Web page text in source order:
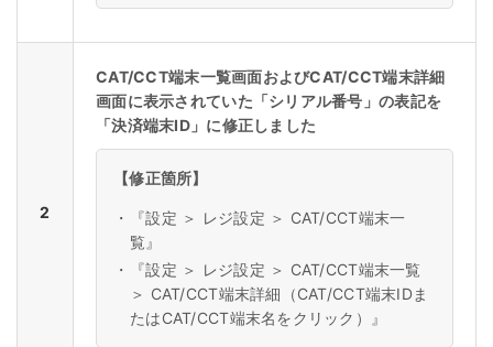
2
CAT/CCT端末一覧画面およびCAT/CCT端末詳細
画面に表示されていた「シリアル番号」の表記を
「決済端末ID」に修正しました
【修正箇所】
・
『設定 ＞ レジ設定 ＞ CAT/CCT端末一
覧』
・
『設定 ＞ レジ設定 ＞ CAT/CCT端末一覧
＞ CAT/CCT端末詳細（CAT/CCT端末IDま
たはCAT/CCT端末名をクリック）』